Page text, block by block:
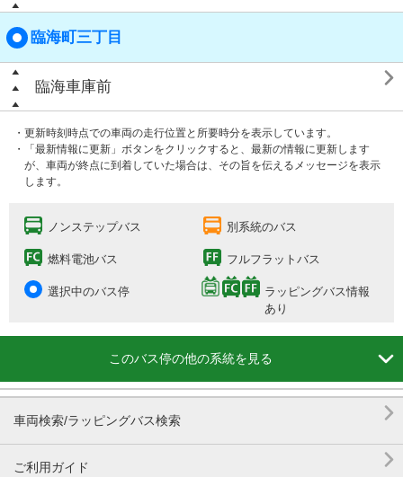
臨海町三丁目
臨海車庫前 
・更新時刻時点での車両の走行位置と所要時分を表示しています。
・「最新情報に更新」ボタンをクリックすると、最新の情報に更新します
が、車両が終点に到着していた場合は、その旨を伝えるメッセージを表示
します。
ノンステップバス 別系統のバス
燃料電池バス フルフラットバス
選択中のバス停
ラッピングバス情報
あり
このバス停の他の系統を見る 
車両検索/ラッピングバス検索 
ご利用ガイド 